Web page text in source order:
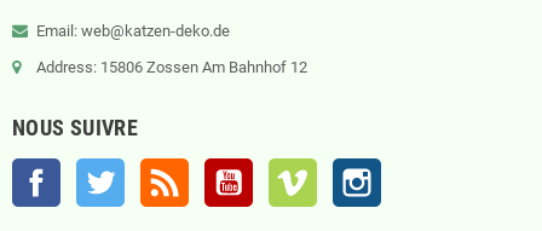
Email: web@katzen-deko.de
Address: 15806 Zossen Am Bahnhof 12
NOUS SUIVRE
Facebook Twitter YouTube Vimeo